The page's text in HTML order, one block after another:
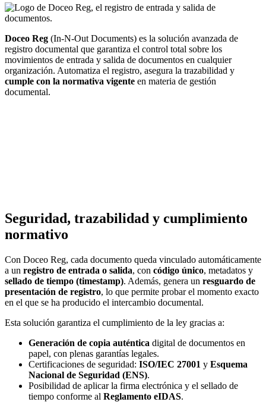
Doceo Reg (In-N-Out Documents) es la solución avanzada de
registro documental que garantiza el control total sobre los
movimientos de entrada y salida de documentos en cualquier
organización. Automatiza el registro, asegura la trazabilidad y
cumple con la normativa vigente en materia de gestión
documental.
Seguridad, trazabilidad y cumplimiento
normativo
Con Doceo Reg, cada documento queda vinculado automáticamente
a un registro de entrada o salida, con código único, metadatos y
sellado de tiempo (timestamp). Además, genera un resguardo de
presentación de registro, lo que permite probar el momento exacto
en el que se ha producido el intercambio documental.
Esta solución garantiza el cumplimiento de la ley gracias a:
Generación de copia auténtica digital de documentos en
papel, con plenas garantías legales.
Certificaciones de seguridad: ISO/IEC 27001 y Esquema
Nacional de Seguridad (ENS).
Posibilidad de aplicar la firma electrónica y el sellado de
tiempo conforme al Reglamento eIDAS.